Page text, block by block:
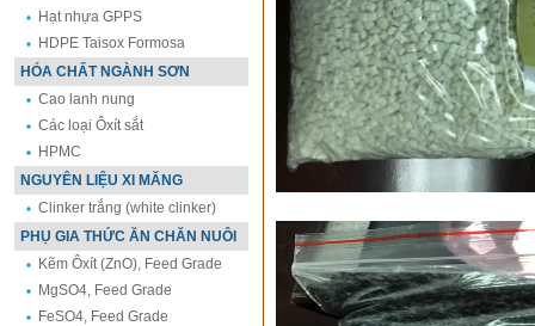
Hạt nhựa GPPS
HDPE Taisox Formosa
HÓA CHẤT NGÀNH SƠN
Cao lanh nung
Các loại Ôxít sắt
HPMC
NGUYÊN LIỆU XI MĂNG
Clinker trắng (white clinker)
PHỤ GIA THỨC ĂN CHĂN NUÔI
Kẽm Ôxít (ZnO), Feed Grade
MgSO4, Feed Grade
FeSO4, Feed Grade